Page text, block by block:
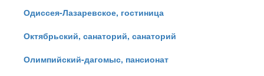
Одиссея-Лазаревское, гостиница
Октябрьский, санаторий, санаторий
Олимпийский-дагомыс, пансионат